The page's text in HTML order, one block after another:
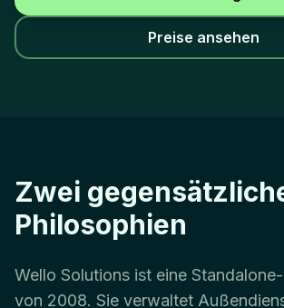
Preise ansehen
Zwei
Philosophien
Wello Solutions ist eine
von 2008. Sie verwaltet